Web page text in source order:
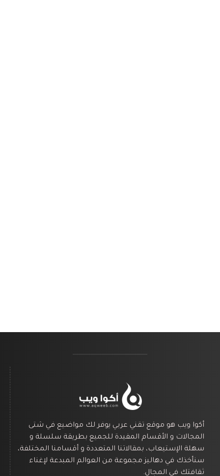
أكوا ويب هو موقع تقني عربي يوفر لك مواضيع في شتى
المجالات و الأقسام المفيدة للجميع بطريقة سلسلة و
سهلة الإستيعاب، بمقالاتنا المتعددة و أقسامنا المختلفة،
سنأخذك في دهاليز مجموعة من العوالم المبدعة لإغناء
ثقافتك في المجال.